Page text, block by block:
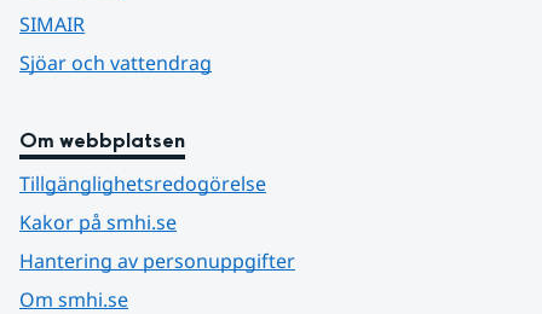
SIMAIR
Sjöar och vattendrag
Om webbplatsen
Tillgänglighetsredogörelse
Kakor på smhi.se
Hantering av personuppgifter
Om smhi.se